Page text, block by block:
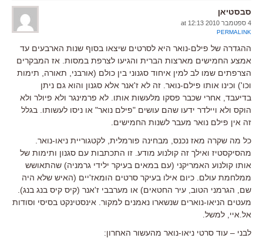
סבסטיאן
4 ספטמבר 2010 at 12:13
PERMALINK
ההגדרה של פילם-נואר היא לסרטים שיצאו בסוף שנות הארבעים עד
אמצע החמישים מארצות הברית והגיעו לצרפת במסות. אז המבקרים
הצרפתים שמו לב למין איחוד סגנוני בין כולם (אורבני, תאורה, תימות
וכו') וכינו אותו פילם-נואר. זה לא ז'אנר אלא סגנון והוא גם ניתן
בדיעבד, אחרי שכבר פסקו מלעשות אותו. לא פרמינגר ולא פיולר ולא
הוקס ולא ויילדר ידעו שהם עושים "פילם נואר" או ניסו לעשותו. בגלל
זה אין פילם נואר מעבר לשנות החמישים.
כל מה שקרה מאז נכנס, מבחינה פורמלית, לקטגוריית ניאו-נואר.
מהסיקסטיז ואילך זה קולנוע מודע. זו התכתבות עם סגנון ותימות של
אותו קולנוע האמריקני (עם במאים בעיקר ילידי גרמניה) שהתאושש
ממלחמת עולם. כיום אילו בעיקר סרטים הומאז'יים (האיש שלא היה
שם, הגרמני הטוב, עיר החטאים) או מערבבי ז'אנר (קיס קיס בנג בנג).
מעטים הניאו-נוארים שנשארו נאמנים למקור. אינסטינקט בסיסי וסודות
אל.איי, למשל.
לבני – עוד סרטי ניאו-נואר מהעשור האחרון: